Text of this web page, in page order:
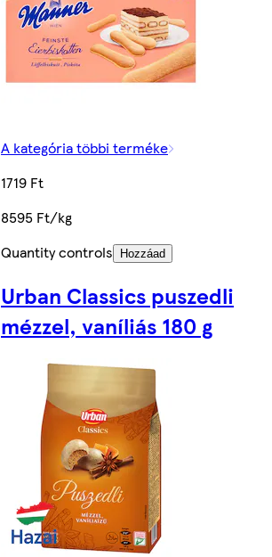
A kategória többi terméke
1719 Ft
8595 Ft/kg
Quantity controls
Hozzáad
Urban Classics puszedli
mézzel, vaníliás 180 g